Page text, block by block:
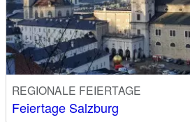
REGIONALE FEIERTAGE
Feiertage Salzburg